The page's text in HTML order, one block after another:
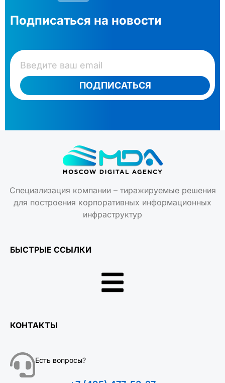
Подписаться на новости
ПОДПИСАТЬСЯ
Специализация компании – тиражируемые решения
для построения корпоративных информационных
инфраструктур
БЫСТРЫЕ ССЫЛКИ
КОНТАКТЫ
Есть вопросы?